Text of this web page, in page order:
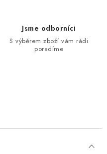
Jsme odborníci
S výběrem zboží vám rádi
poradíme